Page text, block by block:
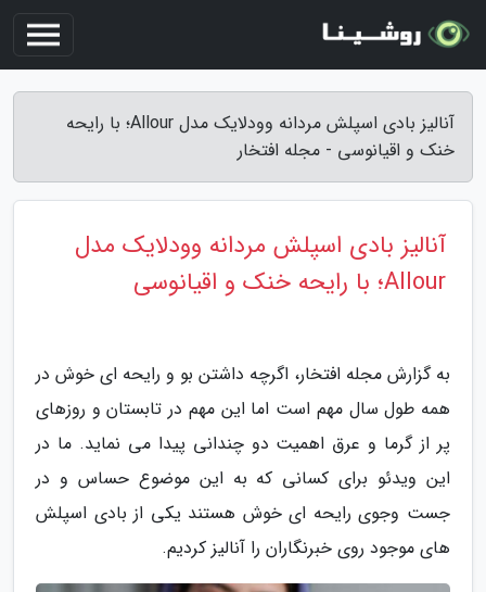
آنالیز بادی اسپلش مردانه وودلایک مدل Allour؛ با رایحه
خنک و اقیانوسی - مجله افتخار
آنالیز بادی اسپلش مردانه وودلایک مدل
Allour؛ با رایحه خنک و اقیانوسی
به گزارش مجله افتخار، اگرچه داشتن بو و رایحه ای خوش در
همه طول سال مهم است اما این مهم در تابستان و روزهای
پر از گرما و عرق اهمیت دو چندانی پیدا می نماید. ما در
این ویدئو برای کسانی که به این موضوع حساس و در
جست وجوی رایحه ای خوش هستند یکی از بادی اسپلش
های موجود روی خبرنگاران را آنالیز کردیم.